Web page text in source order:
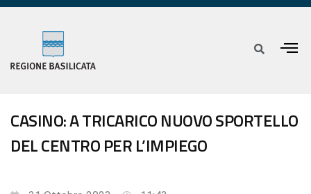
CASINO: A TRICARICO NUOVO SPORTELLO
DEL CENTRO PER L’IMPIEGO